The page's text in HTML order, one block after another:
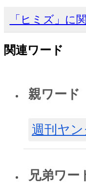
「ヒミズ」に
関連ワード
親ワード
週刊ヤ
兄弟ワー